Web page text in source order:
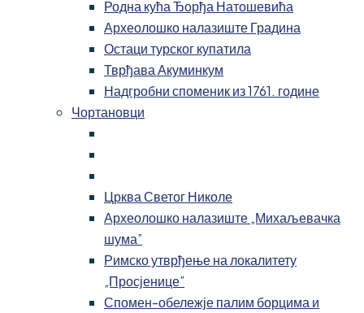
Родна кућа Ђорђа Натошевића
Археолошко налазиште Градина
Остаци турског купатила
Тврђава Акуминкум
Надгробни споменик из 1761. године
Чортановци
Црква Светог Николе
Археолошко налазиште „Михаљевачка
шума”
Римско утврђење на локалитету
„Просјенице”
Спомен-обележје палим борцима и